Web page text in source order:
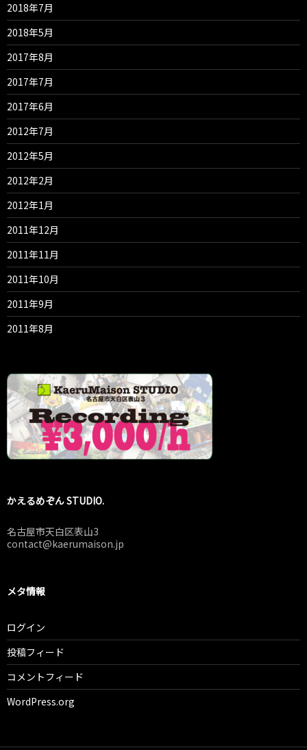
2018年7月
2018年5月
2017年8月
2017年7月
2017年6月
2012年7月
2012年5月
2012年2月
2012年1月
2011年12月
2011年11月
2011年10月
2011年9月
2011年8月
かえるめぞん STUDIO.
名古屋市天白区表山3
contact@kaerumaison.jp
メタ情報
ログイン
投稿フィード
コメントフィード
WordPress.org